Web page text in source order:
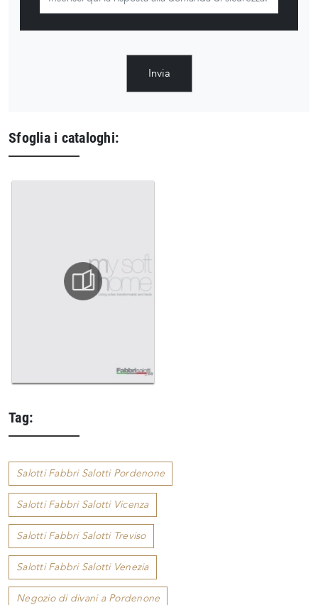
Invia
Sfoglia i cataloghi:
Tag:
Salotti Fabbri Salotti Pordenone
Salotti Fabbri Salotti Vicenza
Salotti Fabbri Salotti Treviso
Salotti Fabbri Salotti Venezia
Negozio di divani a Pordenone